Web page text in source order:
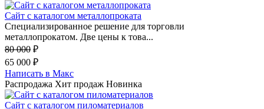
Сайт с каталогом металлопроката
Специализированное решение для торговли
металлопрокатом. Две цены к това...
80 000 ₽
65 000 ₽
Написать в Макс
Распродажа Хит продаж Новинка
Сайт с каталогом пиломатериалов